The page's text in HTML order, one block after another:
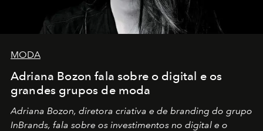
MODA
Adriana Bozon fala sobre o digital e os
grandes grupos de moda
Adriana Bozon, diretora criativa e de branding do grupo
InBrands, fala sobre os investimentos no digital e o